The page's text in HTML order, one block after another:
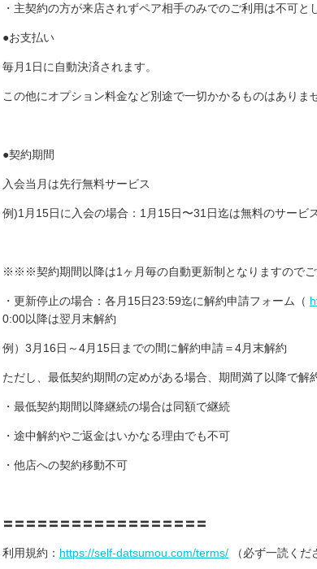
・主契約の方が来店されずペア相手のみでのご利用は不可
●お支払い
毎月1日に自動決済されます。
この他にオプション料金など別途で一切かかるものはありま
●契約期間
入会当月は先行無料サービス
例)1月15日に入会の場合：1月15日〜31日迄は無料のサービ
※※※契約期間以降は1ヶ月毎の自動更新制となりますので
・更新停止の場合：各月15日23:59迄に解約申請フォーム（
0:00以降は翌月末解約
例）3月16日～4月15日までの間に解約申請＝4月末解約
ただし、最低契約期間の定めがある場合、期間満了以降で
・最低契約期間以降継続の場合は同額で継続
・途中解約やご返金はいかなる理由でも不可
・他店への契約移動不可
〓〓〓〓〓〓〓〓〓〓〓〓〓〓〓〓〓〓
利用規約： https://self-datsumou.com/terms/ （必ず一読くだ